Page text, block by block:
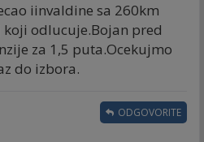
iinvaldine sa 260km
odlucuje.Bojan pred
za 1,5 puta.Ocekujmo
do izbora.
ODGOVORITE